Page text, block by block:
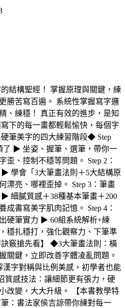
結構聖經！ 掌握原理與關鍵，練
勝苦寫百遍。 系統性掌握寫字邏
、練穩！ 真正有效的進步，是知
下的每一畫都輕鬆愉快，每個字
筆美字的四大練習階段◆ Step
了 ▶ 坐姿、握筆、選筆，帶你一
歪、控制不穩等問題。 Step 2：
學會「3大筆畫法則＋5大結構原
漂亮、哪裡歪掉。 Step 3：筆畫
細膩質感＋38種基本筆畫＋200
成書寫美字肌肉記憶。 Step 4：
硬筆實力 ▶ 60組系統解析+練
穩扎穩打，強化觀察力、下筆準
竅搶先看】 ◆3大筆畫法則：橫
關鍵，立即改善字體凌亂問題。
字對稱與比例美感，初學者也能
感技法：讓細節更有張力，硬
改變，大大升級。 【本書教學特
：書法家侯吉諒帶你練對每一